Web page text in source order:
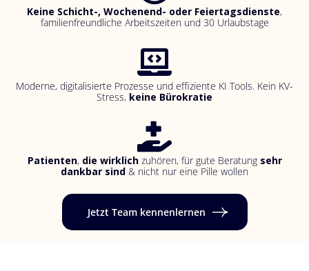
Keine Schicht-, Wochenend- oder Feiertagsdienste,
familienfreundliche Arbeitszeiten und 30 Urlaubstage
Moderne, digitalisierte Prozesse und effiziente KI Tools. Kein KV-
Stress, keine Bürokratie
Patienten, die wirklichzuhören, für gute Beratung sehr
dankbar sind & nicht nur eine Pille wollen
Jetzt Team kennenlernen